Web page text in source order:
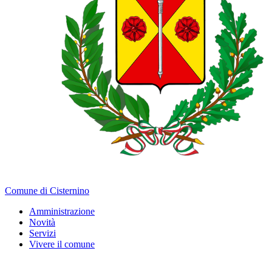
Comune di Cisternino
Amministrazione
Novità
Servizi
Vivere il comune